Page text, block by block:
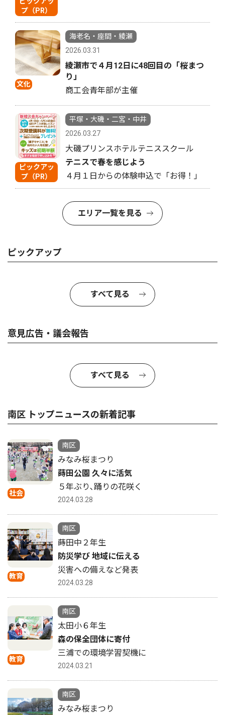
プ（PR）
文化
海老名・座間・綾瀬
2026.03.31
綾瀬市で４月12日に48回目の「桜まつ
り」
商工会青年部が主催
ピックアッ
プ（PR）
平塚・大磯・二宮・中井
2026.03.27
大磯プリンスホテルテニススクール
テニスで春を感じよう
４月１日からの体験申込で「お得！」
エリア一覧を見る
ピックアップ
すべて見る
意見広告・議会報告
すべて見る
南区 トップニュースの新着記事
社会
南区
みなみ桜まつり
蒔田公園 久々に活気
５年ぶり､踊りの花咲く
2024.03.28
教育
南区
蒔田中２年生
防災学び 地域に伝える
災害への備えなど発表
2024.03.28
教育
南区
太田小６年生
森の保全団体に寄付
三浦での環境学習契機に
2024.03.21
南区
みなみ桜まつり